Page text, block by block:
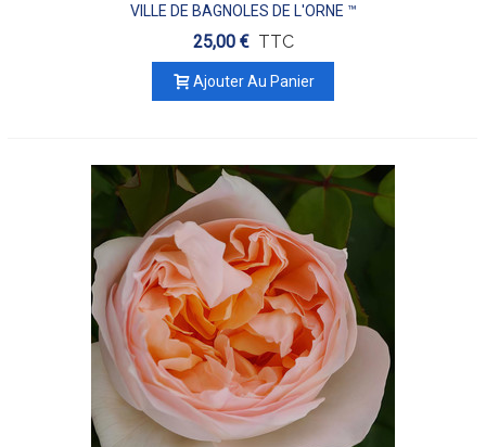
VILLE DE BAGNOLES DE L'ORNE ™
25,00 € TTC
Ajouter Au Panier